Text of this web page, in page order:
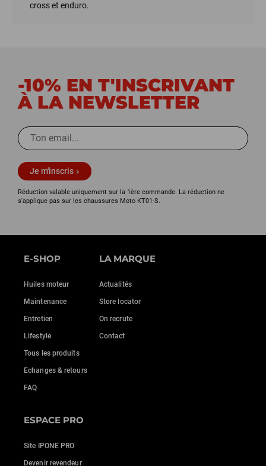
cross et enduro.
-10% EN T'INSCRIVANT
À LA NEWSLETTER
Je m'inscris
Réduction valable uniquement sur la 1ère commande. La réduction ne
s'applique pas sur les chaussures Moto KT01-S.
E-SHOP
Huiles moteur
Maintenance
Entretien
Lifestyle
Tous les produits
Echanges & retours
FAQ
LA MARQUE
Actualités
Store locator
On recrute
Contact
ESPACE PRO
Site IPONE PRO
Devenir revendeur